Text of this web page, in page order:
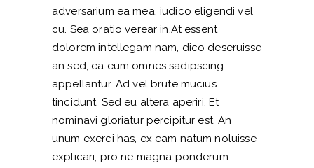
adversarium ea mea, iudico eligendi vel
cu. Sea oratio verear in.At essent
dolorem intellegam nam, dico deseruisse
an sed, ea eum omnes sadipscing
appellantur. Ad vel brute mucius
tincidunt. Sed eu altera aperiri. Et
nominavi gloriatur percipitur est. An
unum exerci has, ex eam natum noluisse
explicari, pro ne magna ponderum.